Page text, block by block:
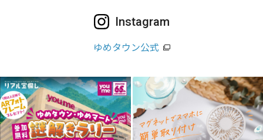
Instagram
ゆめタウン公式